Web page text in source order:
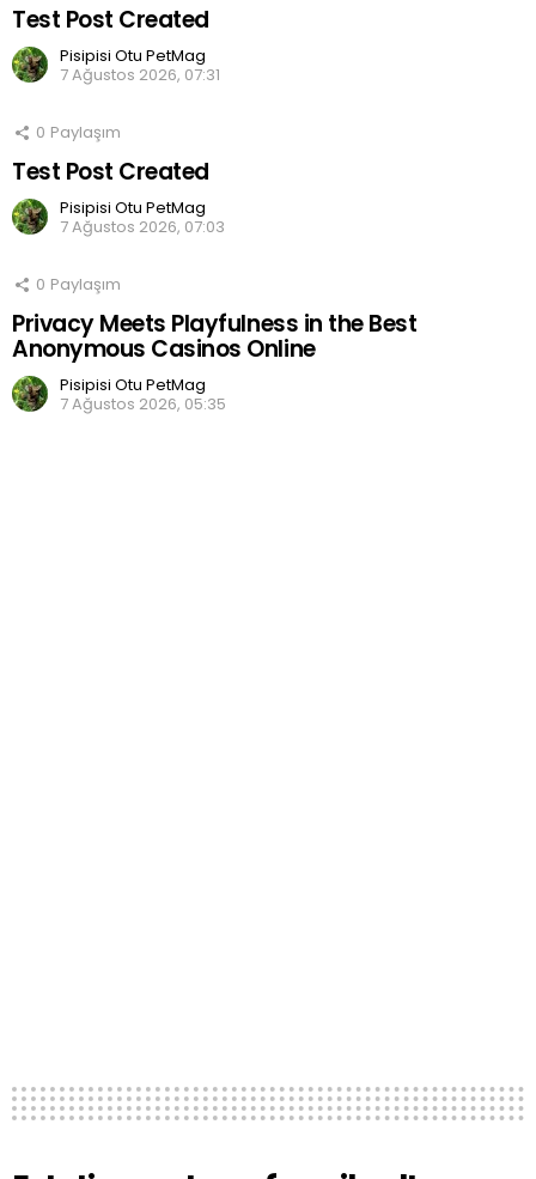
Test Post Created
Pisipisi Otu PetMag
7 Ağustos 2026, 07:31
0 Paylaşım
Test Post Created
Pisipisi Otu PetMag
7 Ağustos 2026, 07:03
0 Paylaşım
Privacy Meets Playfulness in the Best
Anonymous Casinos Online
Pisipisi Otu PetMag
7 Ağustos 2026, 05:35